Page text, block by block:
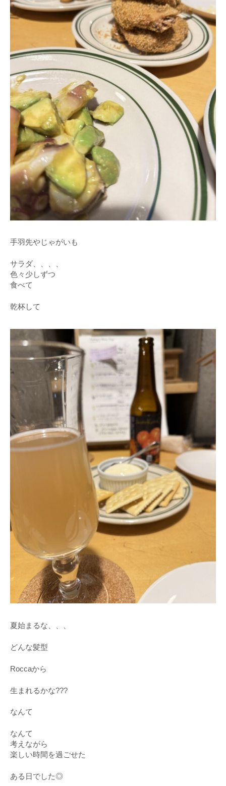
手羽先やじゃがいも
サラダ、、、、
色々少しずつ
食べて
乾杯して
夏始まるな、、、
どんな髪型
Roccaから
生まれるかな???
なんて
なんて
考えながら
楽しい時間を過ごせた
ある日でした◎